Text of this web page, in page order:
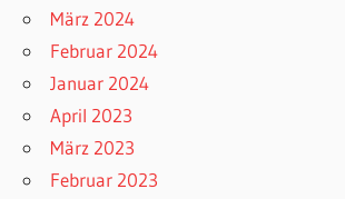
März 2024
Februar 2024
Januar 2024
April 2023
März 2023
Februar 2023